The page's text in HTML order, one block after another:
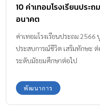
10 ค่าเทอมโรงเรียนปร
อนาคต
ค่าเทอมโรงเรียนประถม 2566
ประสบการณ์ชีวิต เสริมทักษะ ต่
ระดับมัธยมศึกษาต่อไป
พัฒนาการ